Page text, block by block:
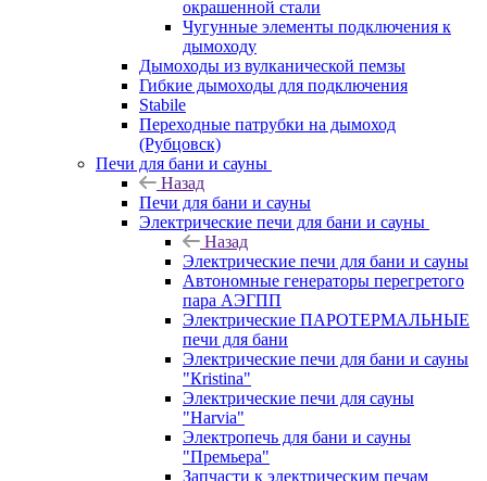
окрашенной стали
Чугунные элементы подключения к
дымоходу
Дымоходы из вулканической пемзы
Гибкие дымоходы для подключения
Stabile
Переходные патрубки на дымоход
(Рубцовск)
Печи для бани и сауны
Назад
Печи для бани и сауны
Электрические печи для бани и сауны
Назад
Электрические печи для бани и сауны
Автономные генераторы перегретого
пара АЭГПП
Электрические ПАРОТЕРМАЛЬНЫЕ
печи для бани
Электрические печи для бани и сауны
"Кristina"
Электрические печи для сауны
"Harvia"
Электропечь для бани и сауны
"Премьера"
Запчасти к электрическим печам